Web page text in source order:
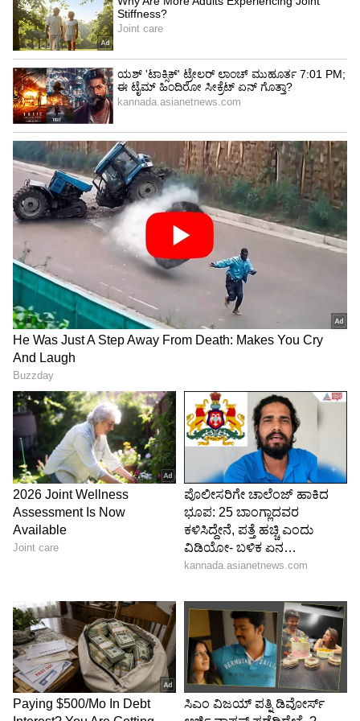
ಆದರೆ ಹಳೆ ಪ್ರೇಮಕತೆಯನ್ನು ಹಂಚಿಕೊಳ್ಳುವ ಮೊದಲು
ಇದನ್ನು ನೆನಪಿನಲ್ಲಿಡಿ
ನಿಮ್ಮ ಹಳೆಯ ಲವ್ ಲೈಫ್ ಬಗ್ಗೆ ಯಾರೊಂದಿಗಾದರೂ
ಹಂಚಿಕೊಳ್ಳುವ ನಿರ್ಧಾರವನ್ನು ಬಹಳ ಎಚ್ಚರಿಕೆಯಿಂದ
ತೆಗೆದುಕೊಳ್ಳಬೇಕು. ನಿಮ್ಮ ಹಿಂದಿನ ಲವ್ ಲೈಫ್ ಹಾಳಾಗಲು
ಕಾರಣ ಏನು? ಅನ್ನೋದನ್ನು ಅರ್ಥ ಮಾಡಿಕೊಳ್ಳಲು
ಸಾಧ್ಯವಾಗದಿದ್ದರೆ, ಅಂತಹ ಪರಿಸ್ಥಿತಿಯಲ್ಲಿ ಇದನ್ನು ಸಂಗಾತಿ
ಬಳಿ ಹೇಳದೇ ಇರೋದು ಉತ್ತಮ.
5
9
ಮೊದಲಿಗೆ ಸಂಗಾತಿಯನ್ನು ಅರ್ಥಮಾಡಿಕೊಳ್ಳಿ
(understanding partner) ಮತ್ತು ನಂತರ ಹಳೆಯ ಪ್ರೇಮ
ಸಂಬಂಧದ ಬಗ್ಗೆ ಹೇಳಲು ನಿರ್ಧರಿಸಿ
ಹಾಗೆ ಹೇಳುವುದಾದರೆ, ಇಂದಿನ ಜನರು ತುಂಬಾ ಮಾಡರ್ನ್
ಅರ್ಥಮಾಡಿಕೊಳ್ಳುವ ವಿಷಯಕ್ಕೆ ಬಂದಾಗ, ಜನರು ಮೊದಲು
ತೀರ್ಪು ನೀಡುತ್ತಾರೆ. ಹಾಗಾಗಿ ನಿಮ್ಮ ಸಂಗಾತಿಯ ಮನಸ್ಸು
ಹೇಗಿದೆ ಎಂದು ಅರ್ಥ ಮಾಡಿಕೊಂಡು, ಬಳಿಕ ಅವರ ಬಳಿ
ಮನಸ್ಸಿನ ಮಾತು ಹೇಳಿ.